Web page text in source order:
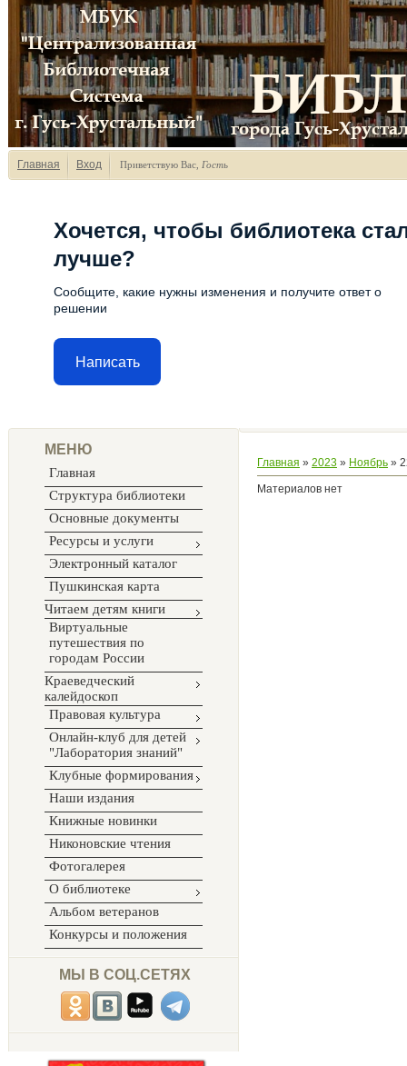
Главная Вход Приветствую Вас Гость
Хочется, чтобы библиотека
лучше?
Сообщите, какие нужны изменения и получите ответ о
решении
Написать
МЕНЮ
Главная
Структура библиотеки
Основные документы
Ресурсы и услуги
Электронный каталог
Пушкинская карта
Читаем детям книги
Виртуальные
путешествия по
городам России
Краеведческий
калейдоскоп
Правовая культура
Онлайн-клуб для детей
"Лаборатория знаний"
Клубные формирования
Наши издания
Книжные новинки
Никоновские чтения
Фотогалерея
О библиотеке
Альбом ветеранов
Конкурсы и положения
МЫ В СОЦ.СЕТЯХ
Главная » 2023 » Ноябрь »
Материалов нет